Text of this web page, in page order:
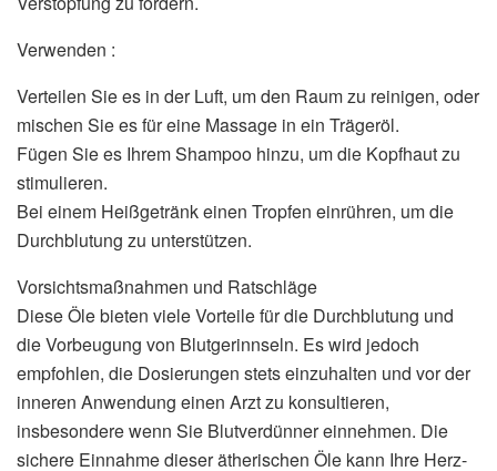
Verwenden :
Verteilen Sie es in der Luft, um den Raum zu reinigen, oder
mischen Sie es für eine Massage in ein Trägeröl.
Fügen Sie es Ihrem Shampoo hinzu, um die Kopfhaut zu
stimulieren.
Bei einem Heißgetränk einen Tropfen einrühren, um die
Durchblutung zu unterstützen.
Vorsichtsmaßnahmen und Ratschläge
Diese Öle bieten viele Vorteile für die Durchblutung und
die Vorbeugung von Blutgerinnseln. Es wird jedoch
empfohlen, die Dosierungen stets einzuhalten und vor der
inneren Anwendung einen Arzt zu konsultieren,
insbesondere wenn Sie Blutverdünner einnehmen. Die
sichere Einnahme dieser ätherischen Öle kann Ihre Herz-